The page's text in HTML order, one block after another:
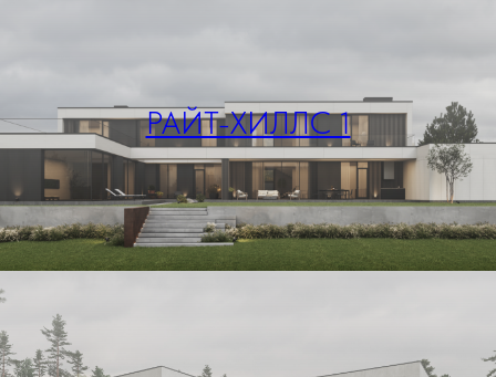
РАЙТ-ХИЛЛС 1